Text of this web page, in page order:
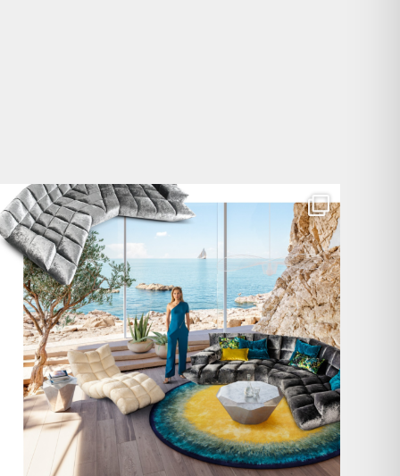
Für jeden Lieblingsplatz die passende Cloud. ☁️...
60